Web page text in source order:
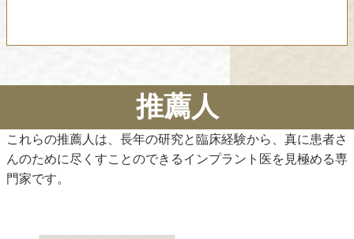
推薦人
これらの推薦人は、長年の研究と臨床経験から、真に患者さ
んのために尽くすことのできるインプラント医を見極める専
門家です。